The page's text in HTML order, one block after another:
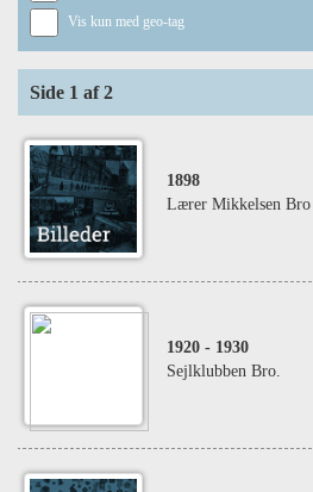
Vis kun med geo-tag
Side 1 af 2
1898
Lærer Mikkelsen
1920 - 1930
Sejlklubben Bro.